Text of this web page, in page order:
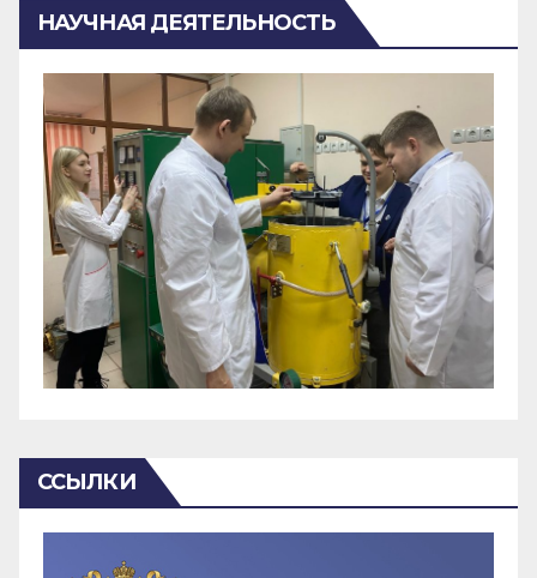
НАУЧНАЯ ДЕЯТЕЛЬНОСТЬ
ССЫЛКИ